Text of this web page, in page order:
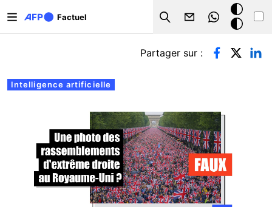
Factuel
Search
Mode
sombre
Onglets principaux
Intelligence artificielle
Partager sur :